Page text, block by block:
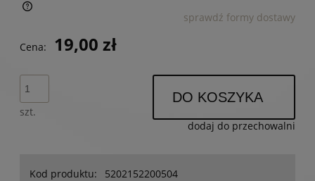
Cena nie zawiera ewentualnych kosztów płatności
sprawdź formy dostawy
Cena: 19,00 zł
szt.
DO KOSZYKA
dodaj do przechowalni
Kod produktu:
5202152200504